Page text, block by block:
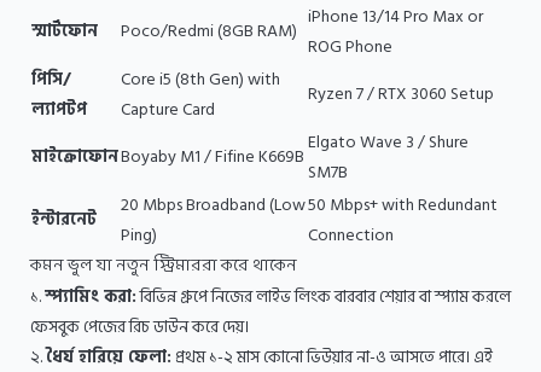
স্মার্টফোন Poco/Redmi (8GB RAM)
iPhone 13/14 Pro Max or
ROG Phone
পিসি/
ল্যাপটপ
Core i5 (8th Gen) with
Capture Card
Ryzen 7 / RTX 3060 Setup
মাইক্রোফোনBoyaby M1 / Fifine K669B
Elgato Wave 3 / Shure
SM7B
ইন্টারনেট
20 Mbps Broadband (Low
Ping)
50 Mbps+ with Redundant
Connection
কমন ভুল যা নতুন স্ট্রিমাররা করে থাকেন
১.স্প্যামিং করা:বিভিন্ন গ্রুপে নিজের লাইভ লিংক বারবার শেয়ার বা স্প্যাম করলে
ফেসবুক পেজের রিচ ডাউন করে দেয়।
২.ধৈর্য হারিয়ে ফেলা: প্রথম ১-২ মাস কোনো ভিউয়ার না-ও আসতে পারে। এই